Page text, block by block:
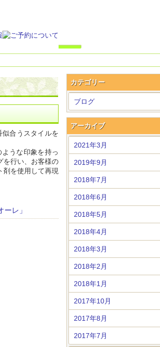
合うスタイルを
うな印象を持っ
を行い、お客様の
剤を使用して再現
レ」
カテゴリー
ブログ
アーカイブ
2021年3月
2019年9月
2018年7月
2018年6月
2018年5月
2018年4月
2018年3月
2018年2月
2018年1月
2017年10月
2017年8月
2017年7月